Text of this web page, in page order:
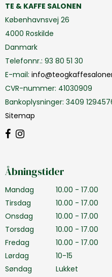
TE & KAFFE SALONEN
Københavnsvej 26
4000 Roskilde
Danmark
Telefonnr.: 93 80 51 30
E-mail:
CVR-nummer: 41030909
Bankoplysninger: 3409
Sitemap
Åbningstider
Mandag
10.00 - 17.00
Tirsdag
10.00 - 17.00
Onsdag
10.00 - 17.00
Torsdag
10.00 - 17.00
Fredag
10.00 - 17.00
Lørdag
10-15
Søndag
Lukket